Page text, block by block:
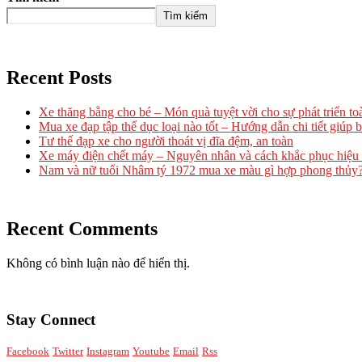
Tìm kiếm
Recent Posts
Xe thăng bằng cho bé – Món quà tuyệt vời cho sự phát triển
Mua xe đạp tập thể dục loại nào tốt – Hướng dẫn chi tiết giúp
Tư thế đạp xe cho người thoát vị đĩa đệm, an toàn
Xe máy điện chết máy – Nguyên nhân và cách khắc phục hiệu
Nam và nữ tuổi Nhâm tý 1972 mua xe màu gì hợp phong
Recent Comments
Không có bình luận nào để hiển thị.
Stay Connect
Facebook Twitter Instagram Youtube Email Rss